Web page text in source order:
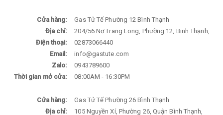
Cửa hàng:
Gas Tử Tế Phường 12 Bình Thạnh
Địa chỉ:
204/56 Nơ Trang Long, Phường 12, Binh Thạnh,
Điện thoại:
02873066440
Email:
info@gastute.com
Zalo:
0943789600
Thời gian mở cửa:
08:00AM - 16:30PM
Cửa hàng:
Gas Tử Tế Phường 26 Bình Thạnh
Địa chỉ:
105 Nguyền Xí, Phường 26, Quận Bình Thạnh,